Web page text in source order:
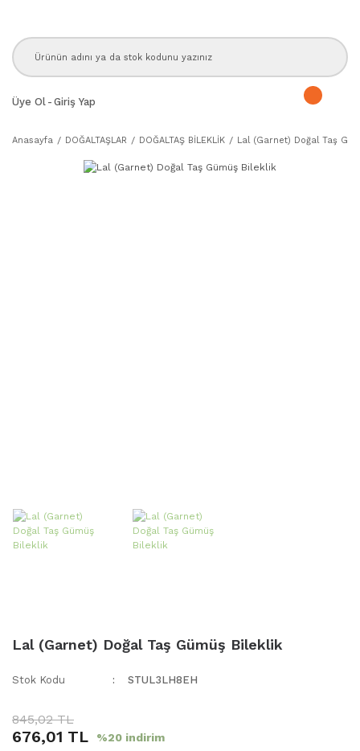
Üye Ol - Giriş Yap
Anasayfa DOĞALTAŞLAR DOĞALTAŞ BİLEKLİK Lal (Garnet) Doğal Taş
Lal (Garnet) Doğal Taş Gümüş Bileklik
Stok Kodu STUL3LH8EH
845,02 TL
676,01 TL %20 indirim